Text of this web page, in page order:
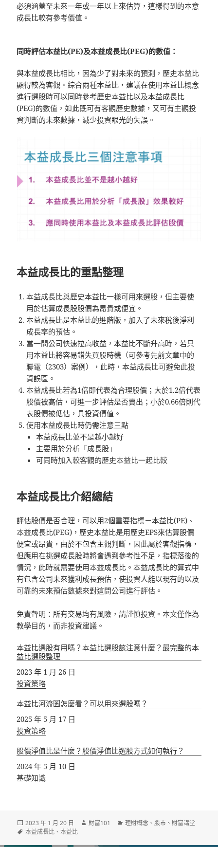
必須涵蓋至未來一年或一年以上來估算，這樣得到的本意
成長比較有參考價值。
同時評估本益比(PE)及本益成長比(PEG)的數值：
與本益成長比相比，因為少了對未來的預測，歷史本益比
顯得較為客觀。綜合兩種本益比，建議在使用本益比概念
進行選股時可以同時參考歷史本益比以及本益成長比
(PEG)的數值，如此既可有客觀歷史數據，又可有主觀投
資判斷的未來數據，減少投資眼光的失誤。
本益成長比的重點整理
本益成長比與歷史本益比一樣可用來選股，但主要使
用於估算成長股股價為昂貴或便宜。
本益成長比是本益比的進階版，加入了未來稅後淨利
成長率的預估。
當一間公司快速拉高收益，本益比不斷升高時，若只
用本益比將容易錯失買股時機（可參考先前文章中的
聯電（2303）案例），此時，本益成長比可避免此投
資誤區。
本益成長比若為1倍即代表為合理股價；大於1.2倍代表
股價被高估，可進一步評估是否賣出；小於0.66倍則代
表股價被低估，具投資價值。
使用本益成長比時仍需注意三點
本益成長比並不是越小越好
主要用於分析「成長股」
可同時加入較客觀的歷史本益比一起比較
本益成長比介紹總結
評估股價是否合理，可以用2個重要指標－本益比(PE)、
本益成長比(PEG)，歷史本益比是用歷史EPS來估算股價
便宜或昂貴，由於不包含主觀判斷，因此屬於客觀指標，
但應用在挑選成長股時將會遇到參考性不足，指標落後的
情況，此時就需要使用本益成長比。本益成長比的算式中
有包含公司未來獲利成長預估，使投資人能以現有的以及
可靠的未來預估數據來對這間公司進行評估。
免責聲明：所有交易均有風險，請謹慎投資。本文僅作為
教學目的，而非投資建議。
本益比選股有用嗎？本益比選股該注意什麼？最完整的本
益比選股整理
日期
2023 年 1 月 26 日
關於
投資策略
本益比河流圖怎麼看？可以用來選股嗎？
日期
2025 年 5 月 17 日
關於
投資策略
股價淨值比是什麼？股價淨值比選股方式如何執行？
日期
2024 年 5 月 10 日
關於
基礎知識
發
佈
2023 年 1 月 20 日
作
財富101
分
理財概念 、股市 、 財富講堂
標
本益成長比 、本益比